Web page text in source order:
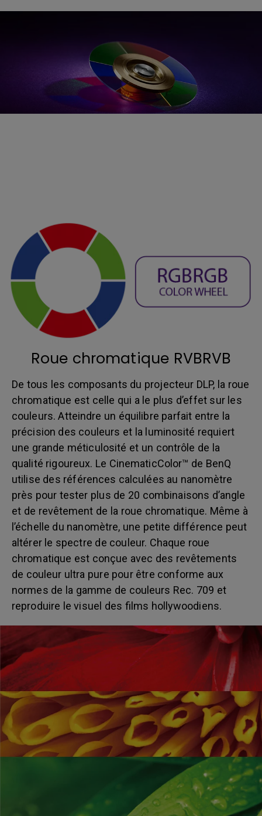
Roue chromatique RVBRVB
De tous les composants du projecteur DLP, la roue
chromatique est celle qui a le plus d’effet sur les
couleurs. Atteindre un équilibre parfait entre la
précision des couleurs et la luminosité requiert
une grande méticulosité et un contrôle de la
qualité rigoureux. Le CinematicColor™ de BenQ
utilise des références calculées au nanomètre
près pour tester plus de 20 combinaisons d’angle
et de revêtement de la roue chromatique. Même à
l’échelle du nanomètre, une petite différence peut
altérer le spectre de couleur. Chaque roue
chromatique est conçue avec des revêtements
de couleur ultra pure pour être conforme aux
normes de la gamme de couleurs Rec. 709 et
reproduire le visuel des films hollywoodiens.